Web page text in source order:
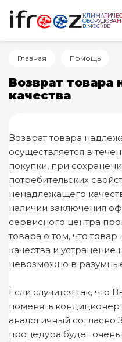
В МОСКВЕ
Главная Помощь
Возврат
качества
Возврат товара
осуществляется в
покупки, при
потребительских
ненадлежащего
наличии заключения
сервисного центра
товара о том, что
качества и устранение
невозможно в
Если случится так, что
поменять
аналогичный согласно
процедура будет очень